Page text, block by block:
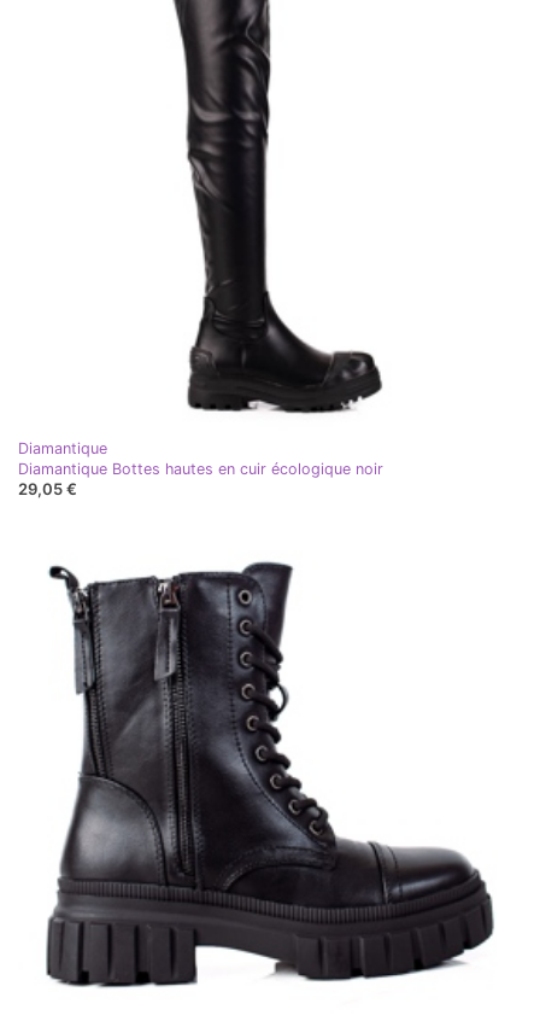
Diamantique
Diamantique Bottes hautes en cuir écologique noir
29,05 €